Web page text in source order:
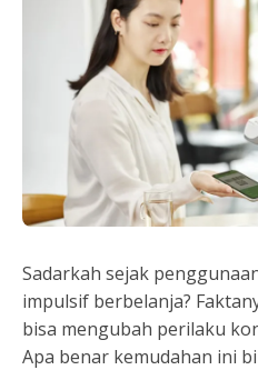
Sadarkah sejak
impulsif berbelanja?
bisa mengubah perilaku
Apa benar kemudahan ini